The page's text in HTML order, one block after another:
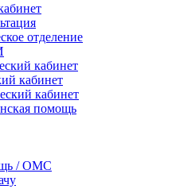
отделение
кабинет
кабинет
кабинет
помощь
/ ОМС